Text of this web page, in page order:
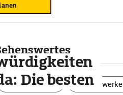
Landschaft Bauwerke
Die besten